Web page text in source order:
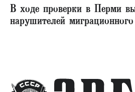
В ходе проверки в Перми
нарушителей